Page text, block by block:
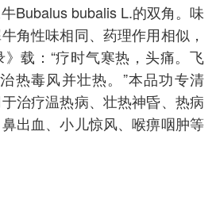
Bubalus bubalis L.的双角。味
角性味相同、药理作用相似，
载：“疗时气寒热，头痛。飞
热毒风并壮热。”本品功专清
治疗温热病、壮热神昏、热病
出血、小儿惊风、喉痹咽肿等